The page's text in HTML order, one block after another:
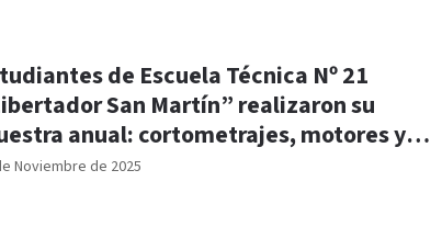
Noviembre de 2025
de Escuela Técnica Nº 21
San Martín” realizaron su
anual: cortometrajes, motores y
en vivo